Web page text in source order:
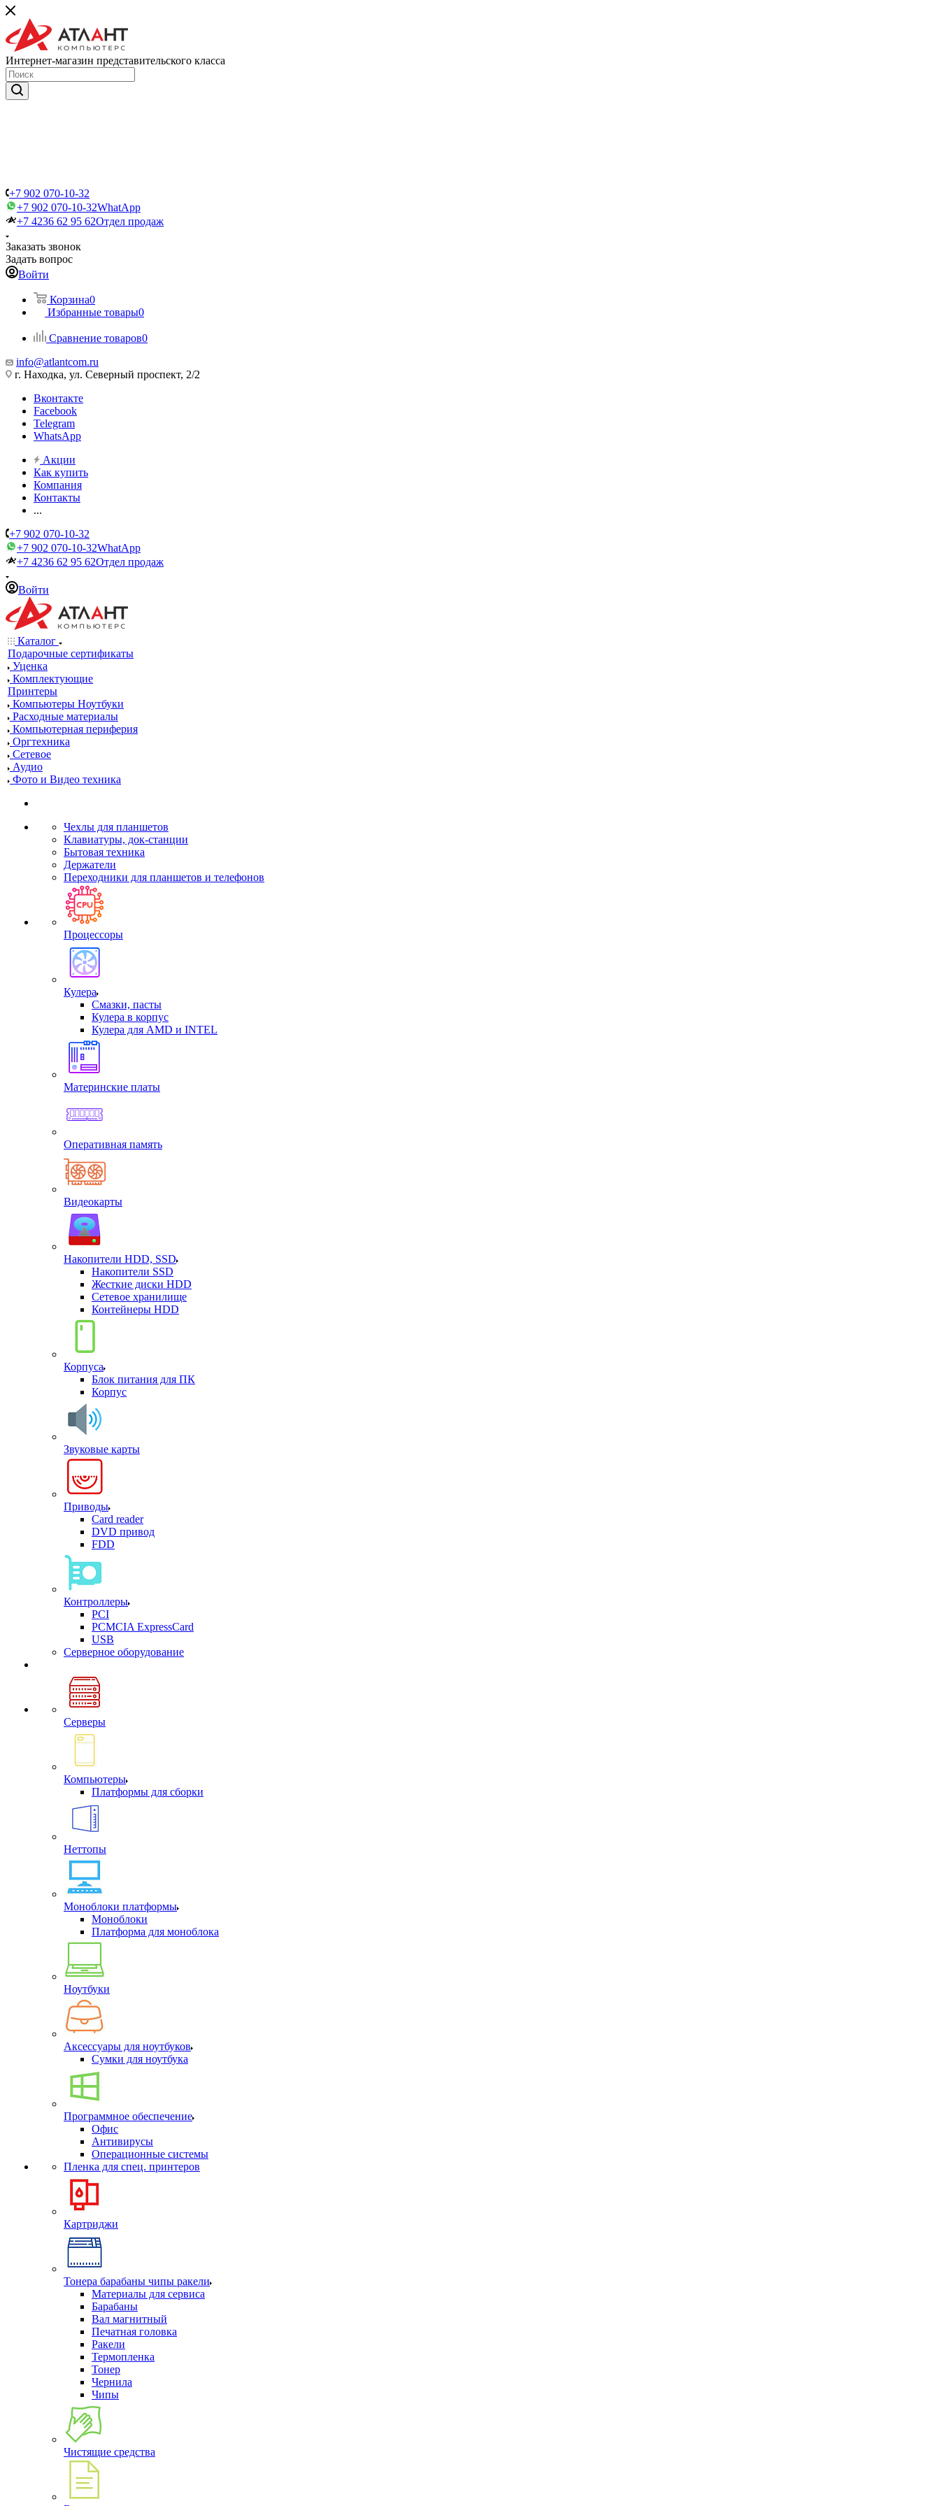
Интернет-магазин представительского класса
+7 902 070-10-32
+7 902 070-10-32WhatApp
+7 4236 62 95 62Отдел продаж
Заказать звонок
Задать вопрос
Войти
Корзина0
Избранные товары0
Сравнение товаров0
info@atlantcom.ru
г. Находка, ул. Северный проспект, 2/2
Вконтакте
Facebook
Telegram
WhatsApp
Акции
Как купить
Компания
Контакты
...
+7 902 070-10-32
+7 902 070-10-32WhatApp
+7 4236 62 95 62Отдел продаж
Войти
Каталог
Подарочные сертификаты
Уценка
Комплектующие
Принтеры
Компьютеры Ноутбуки
Расходные материалы
Компьютерная периферия
Оргтехника
Сетевое
Аудио
Фото и Видео техника
Чехлы для планшетов
Клавиатуры, док-станции
Бытовая техника
Держатели
Переходники для планшетов и телефонов
Процессоры
Кулера
Смазки, пасты
Кулера в корпус
Кулера для AMD и INTEL
Материнские платы
Оперативная память
Видеокарты
Накопители HDD, SSD
Накопители SSD
Жесткие диски HDD
Сетевое хранилище
Контейнеры HDD
Корпуса
Блок питания для ПК
Корпус
Звуковые карты
Приводы
Card reader
DVD привод
FDD
Контроллеры
PCI
PCMCIA ExpressCard
USB
Cерверное оборудование
Серверы
Компьютеры
Платформы для сборки
Неттопы
Моноблоки платформы
Моноблоки
Платформа для моноблока
Ноутбуки
Аксессуары для ноутбуков
Сумки для ноутбука
Программное обеспечение
Офис
Антивирусы
Операционные системы
Пленка для спец. принтеров
Картриджи
Тонера барабаны чипы ракели
Материалы для сервиса
Барабаны
Вал магнитный
Печатная головка
Ракели
Термопленка
Тонер
Чернила
Чипы
Чистящие средства